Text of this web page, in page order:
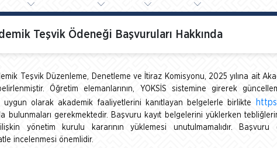
Teşvik Ödeneği Başvuruları Hakkında
Teşvik Düzenleme, Denetleme ve İtiraz Komisyonu, 2025 yılına ait
Öğretim elemanlarının, YOKSİS sistemine girerek
uygun olarak akademik faaliyetlerini kanıtlayan belgelerle birlikte
bulunmaları gerekmektedir. Başvuru kayıt belgelerini yüklerken
yönetim kurulu kararının yüklemesi unutulmamalıdır. Başvuru
incelenmesi önemlidir.